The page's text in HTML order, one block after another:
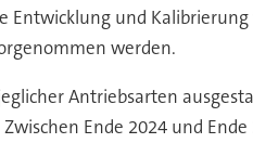
Entwicklung und
werden.
Antriebsarten
Ende 2024 und